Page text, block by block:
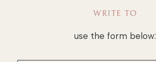
WRITE TO
use the form below: